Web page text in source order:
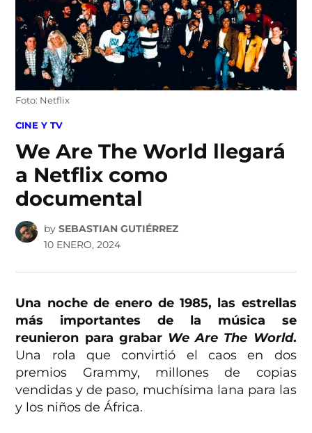
Foto: Netflix
POSTED
CINE Y TV
We Are The World llegará
a Netflix como
documental
by SEBASTIAN GUTIÉRREZ
10 ENERO, 2024
Una noche de enero de 1985, las estrellas
más importantes de la música se
reunieron para grabar We Are The World.
Una rola que convirtió el caos en dos
premios Grammy, millones de copias
vendidas y de paso, muchísima lana para las
y los niños de África.